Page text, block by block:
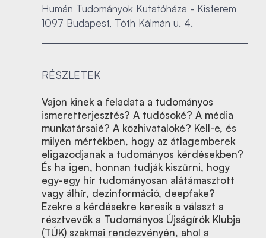
Humán Tudományok Kutatóháza - Kisterem
1097 Budapest, Tóth Kálmán u. 4.
RÉSZLETEK
Vajon kinek a feladata a tudományos
ismeretterjesztés? A tudósoké? A média
munkatársaié? A közhivataloké? Kell-e, és
milyen mértékben, hogy az átlagemberek
eligazodjanak a tudományos kérdésekben?
És ha igen, honnan tudják kiszűrni, hogy
egy-egy hír tudományosan alátámasztott
vagy álhír, dezinformáció, deepfake?
Ezekre a kérdésekre keresik a választ a
résztvevők a Tudományos Újságírók Klubja
(TÚK) szakmai rendezvényén, ahol a